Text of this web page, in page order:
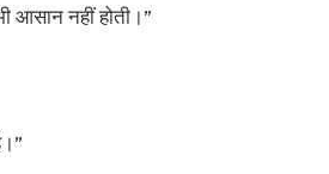
आसान नहीं होती।”